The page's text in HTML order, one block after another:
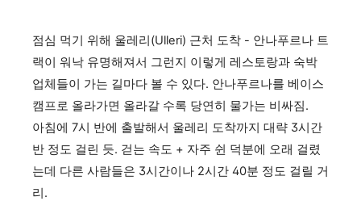
점심 먹기 위해 울레리(Ulleri) 근처 도착 - 안나푸르나 트
랙이 워낙 유명해져서 그런지 이렇게 레스토랑과 숙박
업체들이 가는 길마다 볼 수 있다. 안나푸르나를 베이스
캠프로 올라가면 올라갈 수록 당연히 물가는 비싸짐.
아침에 7시 반에 출발해서 울레리 도착까지 대략 3시간
반 정도 걸린 듯. 걷는 속도 + 자주 쉰 덕분에 오래 걸렸
는데 다른 사람들은 3시간이나 2시간 40분 정도 걸릴 거
리.